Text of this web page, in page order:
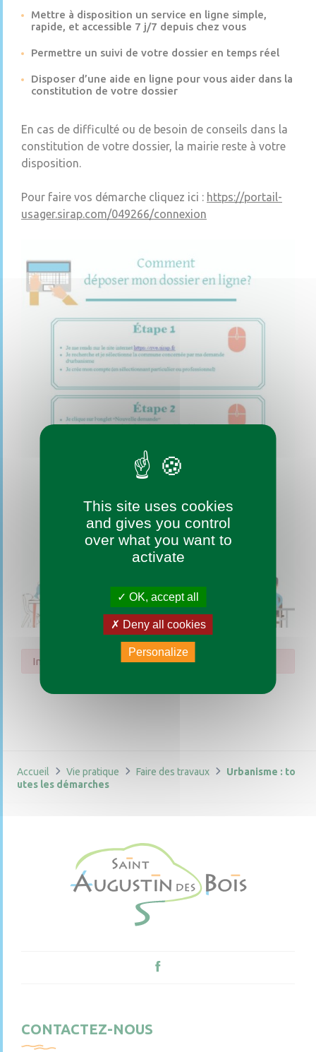
Mettre à disposition un service en ligne simple,
rapide, et accessible 7 j/7 depuis chez vous
Permettre un suivi de votre dossier en temps réel
Disposer d’une aide en ligne pour vous aider dans la
constitution de votre dossier
En cas de difficulté ou de besoin de conseils dans la
constitution de votre dossier, la mairie reste à votre
disposition.
Pour faire vos démarche cliquez ici : https://portail-
usager.sirap.com/049266/connexion
Impossible de trouver la fiche : R43645.xml
Accueil Vie pratique Faire des travaux
Urbanisme : to
utes les démarches
CONTACTEZ-NOUS
This site uses cookies
and gives you control
over what you want to
activate
OK, accept all
Deny all cookies
Personalize